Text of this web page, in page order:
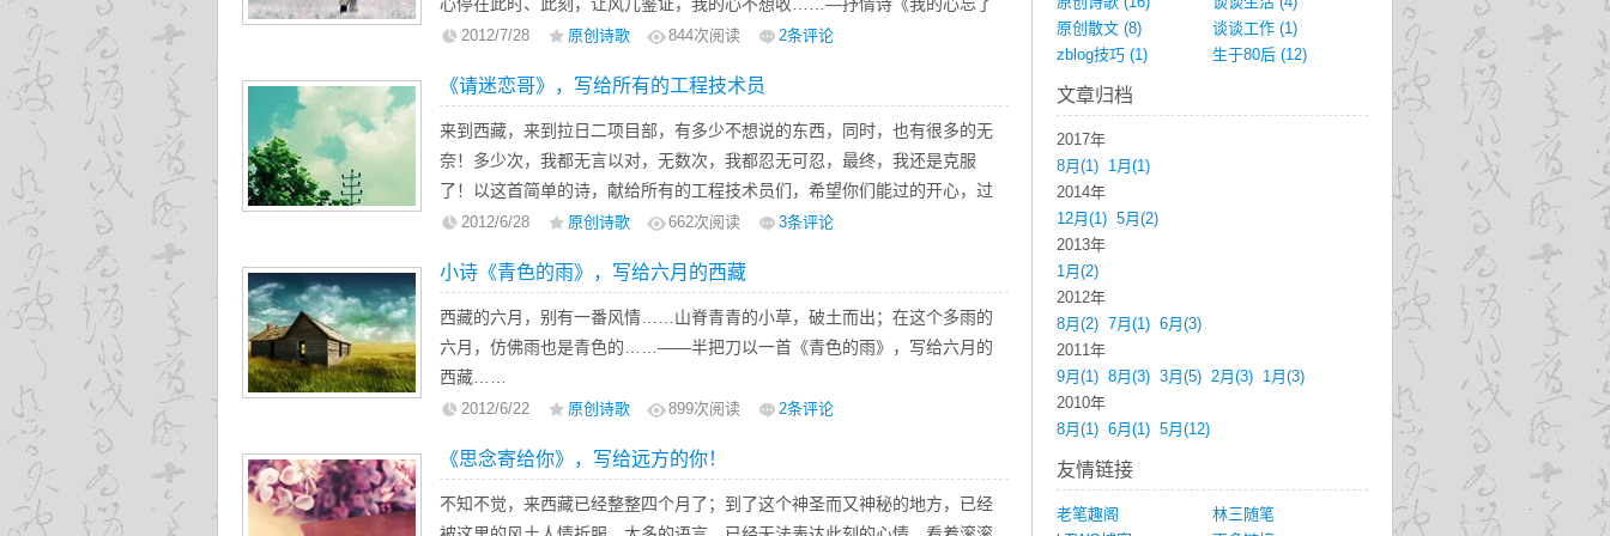
收》，写于2012年7月28日13：00
2012/7/28 原创诗歌 844次阅读 2条评论
《请迷恋哥》，写给所有的工程技术员
来到西藏，来到拉日二项目部，有多少不想说的东西，同时，也有很多的无
奈！多少次，我都无言以对，无数次，我都忍无可忍，最终，我还是克服
了！以这首简单的诗，献给所有的工程技术员们，希望你们能过的开心，过
的快乐！——半把刀以《请迷恋哥》，献给所有的工程技术员们
2012/6/28 原创诗歌 662次阅读 3条评论
小诗《青色的雨》，写给六月的西藏
西藏的六月，别有一番风情……山脊青青的小草，破土而出；在这个多雨的
六月，仿佛雨也是青色的……——半把刀以一首《青色的雨》，写给六月的
西藏……
2012/6/22 原创诗歌 899次阅读 2条评论
《思念寄给你》，写给远方的你！
不知不觉，来西藏已经整整四个月了；到了这个神圣而又神秘的地方，已经
原创散文 (8)
zblog技巧 (1)
谈谈工作 (1)
生于80后 (12)
文章归档
2017年
8月 (1) 1月 (1)
2014年
12月 (1) 5月 (2)
2013年
1月 (2)
2012年
8月 (2) 7月 (1) 6月 (3)
2011年
9月 (1) 8月 (3) 3月 (5) 2月 (3) 1月 (3)
2010年
8月 (1) 6月 (1) 5月 (12)
友情链接
老笔趣阁
林三随笔